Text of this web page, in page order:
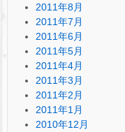
2011年8月
2011年7月
2011年6月
2011年5月
2011年4月
2011年3月
2011年2月
2011年1月
2010年12月